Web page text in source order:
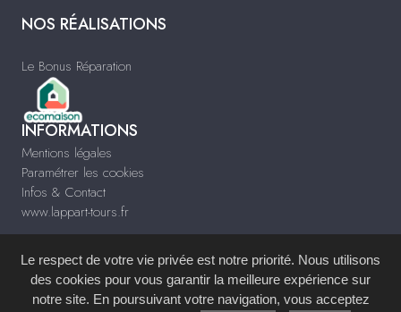
NOS RÉALISATIONS
Le Bonus Réparation
INFORMATIONS
Mentions légales
Paramétrer les cookies
Infos & Contact
www.lappart-tours.fr
Site réalisé avec leSystème de Gestion de Contenu (SGC)imagenia, créé et
Le respect de votre vie privée est notre priorité. Nous utilisons
des cookies pour vous garantir la meilleure expérience sur
notre site. En poursuivant votre navigation, vous acceptez